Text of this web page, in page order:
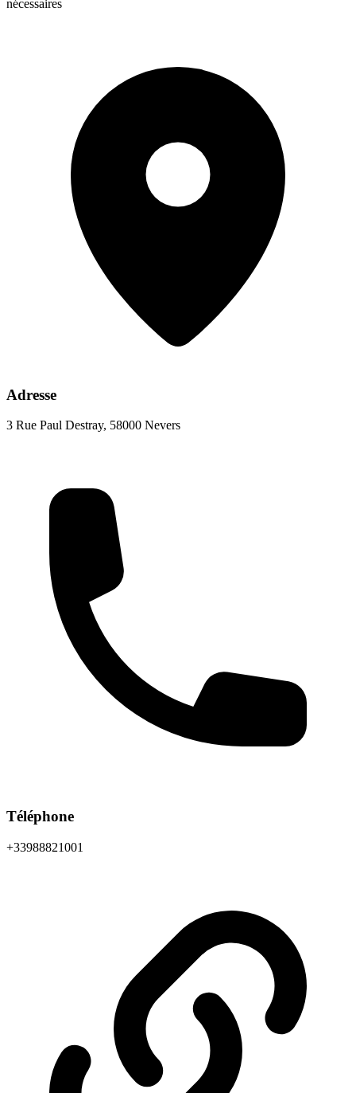
nécessaires
Adresse
3 Rue Paul Destray, 58000 Nevers
Téléphone
+33988821001